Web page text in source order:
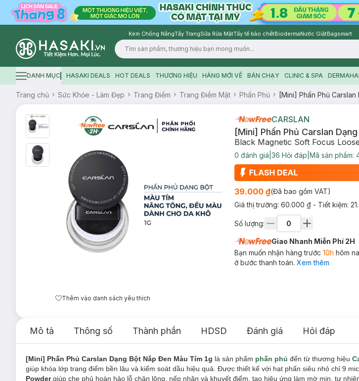
Kem Chống NắngTẩy TrangSữa Rửa MặtTẩy tế bào chếtBiodermaNước GiặtBagsmart
Logo
Hamburger icon
DANH MỤC HASAKI DEALS HOT DEALS THƯƠNG HIỆU HÀNG MỚI VỀ BÁN CHẠY CLINIC & SPA
Trang chủ Sức Khỏe - Làm Đẹp Trang Điểm Trang Điểm Mặt Phấn Phủ [Mini] Phấn Phủ
Thêm vào danh sách yêu thích
CARSLAN
[Mini] Phấn Phủ Carslan
Black Magnetic Soft Focus
0 đánh giá 36 Hỏi đáp Mã sản phẩm:
39.000 ₫(Đã bao gồm VAT)
Giá thị trường: 60.000 ₫ - Tiết kiệm:
Số lượng:
Giao Nhanh Miễn Phí 2H
Bạn muốn nhận hàng trước 10h hôm
ở bước thanh toán. Xem thêm
Mô tả Thông số Thành phần HDSD Đánh giá Hỏi đáp
[Mini] Phấn Phủ Carslan Dạng Bột Nắp Đen Màu Tím 1g là sản phẩm phấn phủ đến từ thương hiệu
giúp khóa lớp trang điểm bền lâu và kiểm soát dầu hiệu quả. Được thiết kế với hạt phấn siêu nhỏ chỉ 9
Powdergiúp che phủ hoàn hảo lỗ chân lông, nếp nhăn và khuyết điểm, tạo hiệu ứng làm mờ mịn, tự